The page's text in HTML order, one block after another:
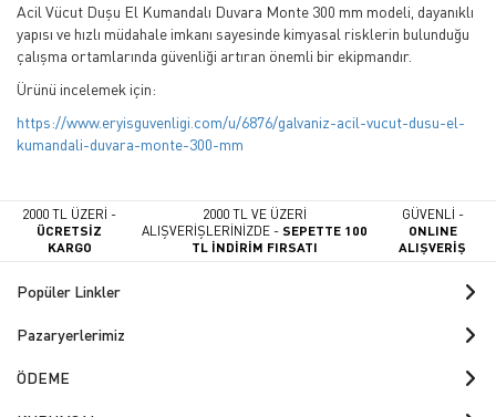
Acil Vücut Duşu El Kumandalı Duvara Monte 300 mm modeli, dayanıklı
yapısı ve hızlı müdahale imkanı sayesinde kimyasal risklerin bulunduğu
çalışma ortamlarında güvenliği artıran önemli bir ekipmandır.
Ürünü incelemek için:
https://www.eryisguvenligi.com/u/6876/galvaniz-acil-vucut-dusu-el-
kumandali-duvara-monte-300-mm
2000 TL ÜZERİ -
ÜCRETSİZ
KARGO
2000 TL VE ÜZERİ
ALIŞVERİŞLERİNİZDE -SEPETTE 100
TL İNDİRİM FIRSATI
GÜVENLİ -
ONLINE
ALIŞVERİŞ
Popüler Linkler
Pazaryerlerimiz
ÖDEME